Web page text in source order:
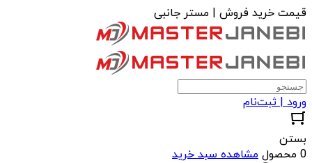
قیمت خرید فروش | مستر جانبی
ورود | ثبت‌نام
بستن
0 محصول
مشاهده سبد خرید